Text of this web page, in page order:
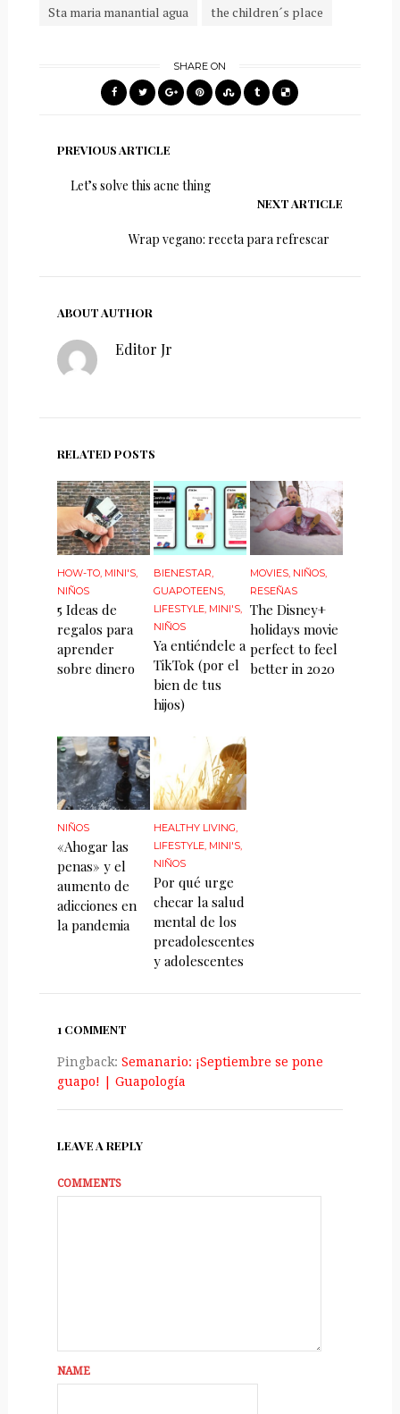
Sta maria manantial agua
the children´s place
SHARE ON
PREVIOUS ARTICLE
Let’s solve this acne thing
NEXT ARTICLE
Wrap vegano: receta para refrescar
ABOUT AUTHOR
Editor Jr
RELATED POSTS
HOW-TO, MINI'S,
NIÑOS
5 Ideas de
regalos para
aprender
sobre dinero
BIENESTAR
GUAPOTEENS
LIFESTYLE MINI'S
NIÑOS
Ya entiéndele a
TikTok (por el
bien de tus
hijos)
MOVIES NIÑOS
RESEÑAS
The Disney+
holidays movie
perfect to feel
better in 2020
NIÑOS
«Ahogar las
penas» y el
aumento de
adicciones en
la pandemia
HEALTHY LIVING,
LIFESTYLE, MINI'S,
NIÑOS
Por qué urge
checar la salud
mental de los
preadolescentes
y adolescentes
1 COMMENT
Pingback: Semanario: ¡Septiembre se pone
guapo! | Guapologí­a
LEAVE A REPLY
COMMENTS
NAME